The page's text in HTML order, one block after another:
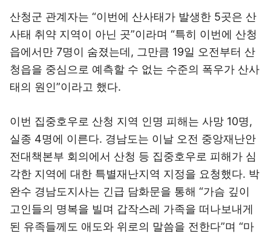
산청군 관계자는 “이번에 산사태가 발생한 5곳은 산
사태 취약 지역이 아닌 곳”이라며 “특히 이번에 산청
읍에서만 7명이 숨졌는데, 그만큼 19일 오전부터 산
청읍을 중심으로 예측할 수 없는 수준의 폭우가 산사
태의 원인”이라고 했다.
이번 집중호우로 산청 지역 인명 피해는 사망 10명,
실종 4명에 이른다. 경남도는 이날 오전 중앙재난안
전대책본부 회의에서 산청 등 집중호우로 피해가 심
각한 지역에 대한 특별재난지역 지정을 요청했다. 박
완수 경남도지사는 긴급 담화문을 통해 “가슴 깊이
고인들의 명복을 빌며 갑작스레 가족을 떠나보내게
된 유족들께도 애도와 위로의 말씀을 전한다”며 “마